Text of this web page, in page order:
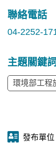
聯絡電話
04-2252-
主題關鍵詞
環境部工程
發布單位